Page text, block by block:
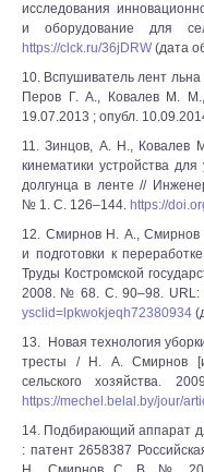
исследования
и оборудование для
https://clck.ru/36jDRW (дата
10. Вспушиватель лент
Перов Г. А., Ковалев М.
19.07.2013 ; опубл.
11. Зинцов, А. Н., Ковалев
кинематики устройства
долгунца в ленте //
№ 1. С. 126–144. https://
12. Смирнов Н. А., Смирнов
и подготовки к
Труды Костромской
2008. № 68. С. 90–98. URL:
ysclid=lpkwokjeqh72380934
13. Новая технология
тресты / Н. А. Смирнов [и
сельского
https://mechel.belal.by/jour/
14. Подбирающий аппарат
: патент 2658387